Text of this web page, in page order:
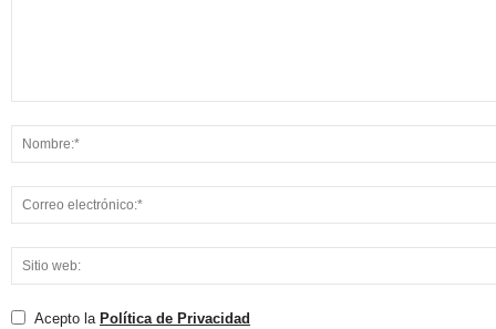
Acepto la Política de Privacidad